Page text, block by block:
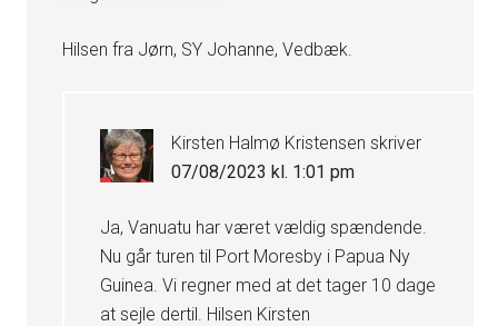
Hilsen fra Jørn, SY Johanne, Vedbæk.
Kirsten Halmø Kristensen skriver
07/08/2023 kl. 1:01 pm
Ja, Vanuatu har været vældig spændende.
Nu går turen til Port Moresby i Papua Ny
Guinea. Vi regner med at det tager 10 dage
at sejle dertil. Hilsen Kirsten